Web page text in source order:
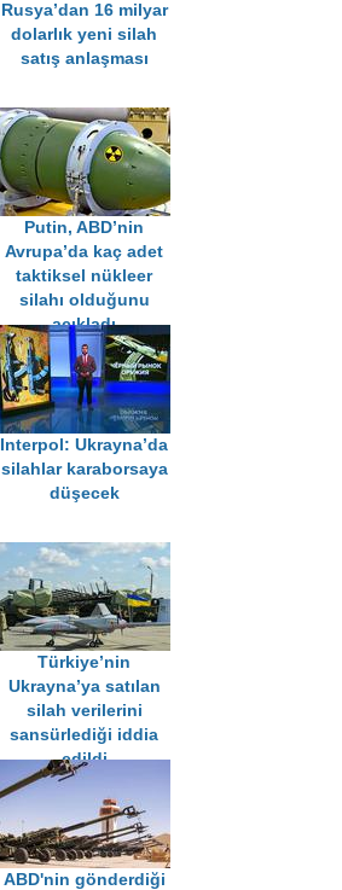
Rusya’dan 16 milyar
dolarlık yeni silah
satış anlaşması
Putin, ABD’nin
Avrupa’da kaç adet
taktiksel nükleer
silahı olduğunu
açıkladı
Interpol: Ukrayna’da
silahlar karaborsaya
düşecek
Türkiye’nin
Ukrayna’ya satılan
silah verilerini
sansürlediği iddia
edildi
ABD'nin gönderdiği